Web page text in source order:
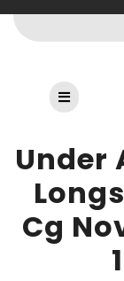
to
content
Under
Cg